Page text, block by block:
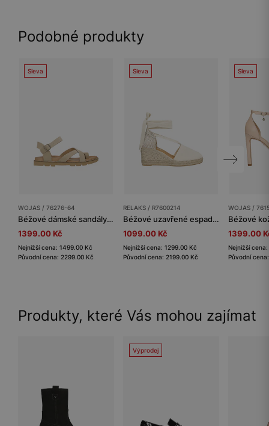
Podobné produkty
Sleva
WOJAS / 76276-64
Béžové dámské sandály s prstovým páskem
1399.00 Kč
Nejnižší cena: 1499.00 Kč
Původní cena: 2299.00 Kč
Sleva
RELAKS / R7600214
Béžové uzavřené espadrilky RELAKS
1099.00 Kč
Nejnižší cena: 1299.00 Kč
Původní cena: 2199.00 Kč
Sleva
WOJAS /
1399.00
Nejnižší
Původní
Produkty, které Vás mohou zajímat
Výprodej